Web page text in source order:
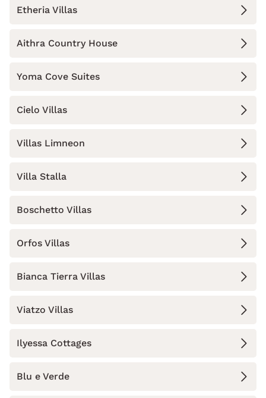
Etheria Villas
Aithra Country House
Yoma Cove Suites
Cielo Villas
Villas Limneon
Villa Stalla
Boschetto Villas
Orfos Villas
Bianca Tierra Villas
Viatzo Villas
Ilyessa Cottages
Blu e Verde